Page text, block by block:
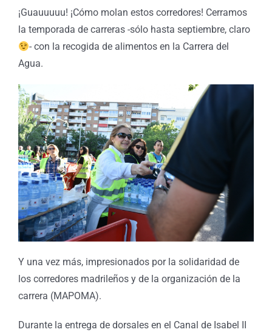
¡Guauuuuu! ¡Cómo molan estos corredores! Cerramos
la temporada de carreras -sólo hasta septiembre, claro
- con la recogida de alimentos en la Carrera del
Agua.
Y una vez más, impresionados por la solidaridad de
los corredores madrileños y de la organización de la
carrera (MAPOMA).
Durante la entrega de dorsales en el Canal de Isabel II